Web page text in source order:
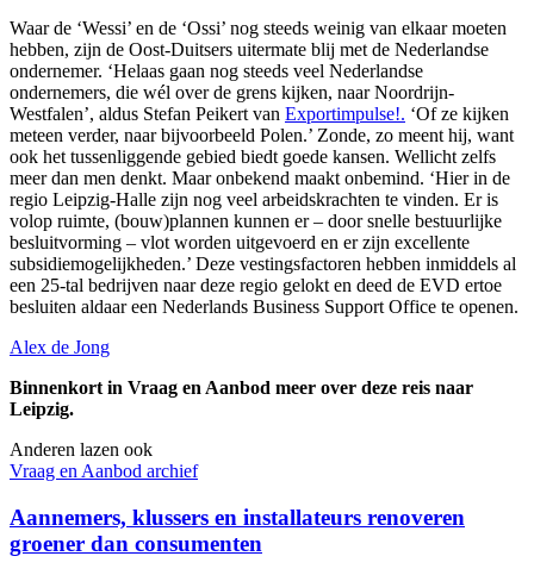
Waar de ‘Wessi’ en de ‘Ossi’ nog steeds weinig van elkaar moeten
hebben, zijn de Oost-Duitsers uitermate blij met de Nederlandse
ondernemer. ‘Helaas gaan nog steeds veel Nederlandse
ondernemers, die wél over de grens kijken, naar Noordrijn-
Westfalen’, aldus Stefan Peikert van Exportimpulse!. ‘Of ze kijken
meteen verder, naar bijvoorbeeld Polen.’ Zonde, zo meent hij, want
ook het tussenliggende gebied biedt goede kansen. Wellicht zelfs
meer dan men denkt. Maar onbekend maakt onbemind. ‘Hier in de
regio Leipzig-Halle zijn nog veel arbeidskrachten te vinden. Er is
volop ruimte, (bouw)plannen kunnen er – door snelle bestuurlijke
besluitvorming – vlot worden uitgevoerd en er zijn excellente
subsidiemogelijkheden.’ Deze vestingsfactoren hebben inmiddels al
een 25-tal bedrijven naar deze regio gelokt en deed de EVD ertoe
besluiten aldaar een Nederlands Business Support Office te openen.
Alex de Jong
Binnenkort in Vraag en Aanbod meer over deze reis naar
Leipzig.
Anderen lazen ook
Vraag en Aanbod archief
Aannemers, klussers en installateurs renoveren
groener dan consumenten